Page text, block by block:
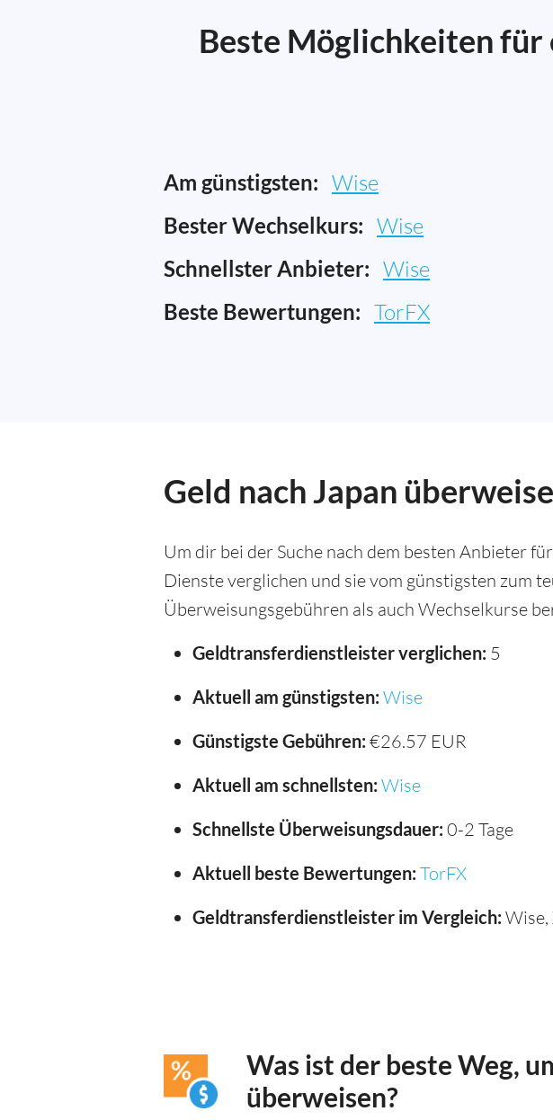
Beste Möglichkeiten für
Am günstigsten: Wise
Bester Wechselkurs: Wise
Schnellster Anbieter: Wise
Beste Bewertungen: TorFX
Geld nach Japan
Um dir bei der Suche nach dem besten Anbieter
Dienste verglichen und sie vom günstigsten zum
Überweisungsgebühren als auch Wechselkurse
Geldtransferdienstleister verglichen: 5
Aktuell am günstigsten: Wise
Günstigste Gebühren: €26.57 EUR
Aktuell am schnellsten: Wise
Schnellste Überweisungsdauer: 0-2 Tage
Aktuell beste Bewertungen: TorFX
Geldtransferdienstleister im Vergleich: Wise,
Was ist der beste Weg,
überweisen?